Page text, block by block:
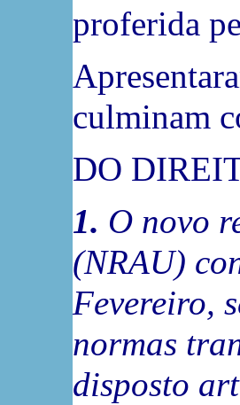
proferida
culminam
DO
1. O novo
(NRAU)
Fevereiro,
normas
disposto